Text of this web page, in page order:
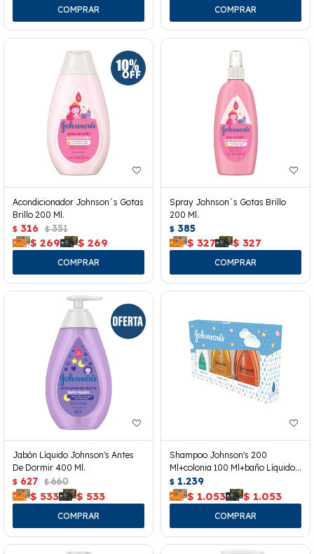
Acondicionador Johnson´s Gotas
Brillo 200 Ml.
$ 316 $ 351
$ 269 $ 269
Spray Johnson´s Gotas Brillo
200 Ml.
$ 385
$ 327 $ 327
Jabón Líquido Johnson's Antes
De Dormir 400 Ml.
$ 627 $ 660
$ 533 $ 533
Shampoo Johnson's 200
Ml+colonia 100 Ml+baño Líquido
200 Ml.
$ 1.239
$ 1.053 $ 1.053